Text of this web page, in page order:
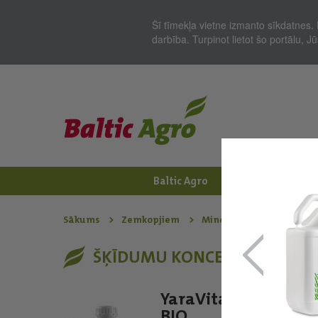
Šī tīmekļa vietne izmanto
darbība. Turpinot lietot šo portālu,
Baltic Agro
Sākums Zemkopjiem Minerālmēslojums -
ŠĶĪDUMU KONCENTRĀTI
YaraVita